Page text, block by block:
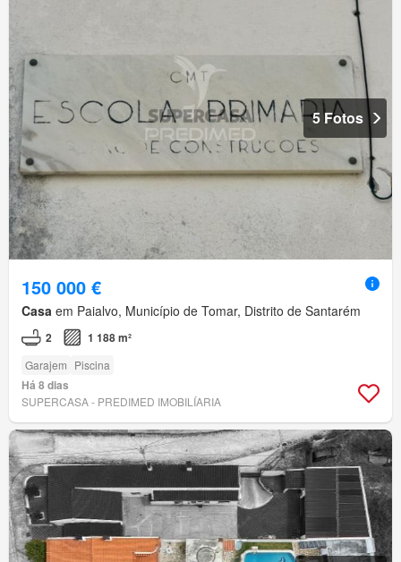
5 Fotos
150 000 €
Casa em Paialvo, Município de Tomar, Distrito de Santarém
2 1 188 m²
Garajem Piscina
Há 8 dias
SUPERCASA - PREDIMED IMOBILÍARIA